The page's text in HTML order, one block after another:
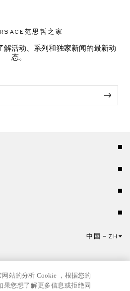
范思哲之家
解活动、系列和独家新闻的最新动
态。
中国 ZH
站的分析 Cookie ，根据您的
果您想了解更多信息或拒绝同